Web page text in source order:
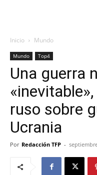
Inicio Mundo
Mundo Top4
Una guerra
ruso sobre
Ucrania
Por Redacción TFP -